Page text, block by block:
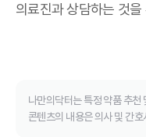
의료진과 상담하는 것
나만의닥터는 특정 약품 추천
콘텐츠의 내용은 의사 및 간